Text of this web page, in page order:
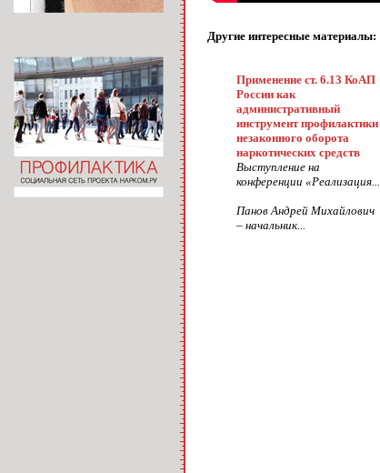
Другие интересные материалы:
Применение ст. 6.13 КоАП
России как
административный
инструмент профилактики
незаконного оборота
наркотических средств
Выступление на
конференции «Реализация...
Панов Андрей Михайлович
– начальник...